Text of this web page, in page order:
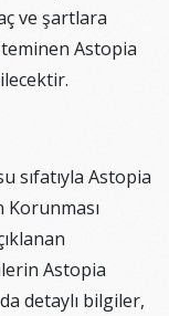
ve şartlara
Astopia
sıfatıyla Astopia
Korunması
Astopia
detaylı bilgiler,